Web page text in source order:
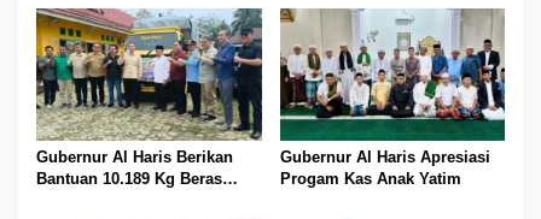
Gubernur Al Haris Berikan
Bantuan 10.189 Kg Beras
Gubernur Al Haris Apresiasi
Progam Kas Anak Yatim